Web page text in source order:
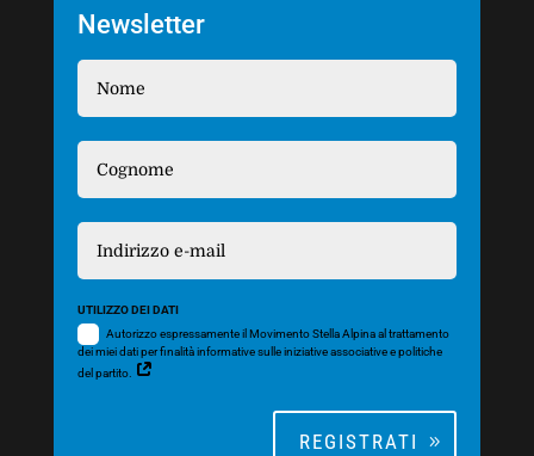
Newsletter
UTILIZZO DEI DATI
Autorizzo espressamente il Movimento Stella Alpina al trattamento
dei miei dati per finalità informative sulle iniziative associative e politiche
del partito.
REGISTRATI